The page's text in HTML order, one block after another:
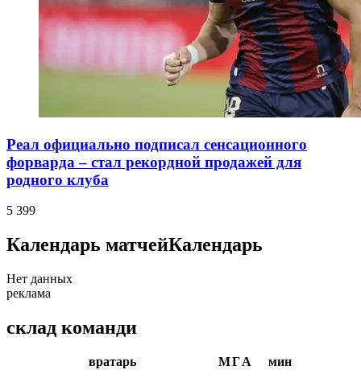
Реал официально подписал сенсационного
форварда – стал рекордной продажей для
родного клуба
5 399
Календарь матчейКалендарь
Нет данных
реклама
склад команди
вратарь МГА мин